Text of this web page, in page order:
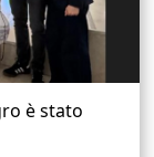
è stato